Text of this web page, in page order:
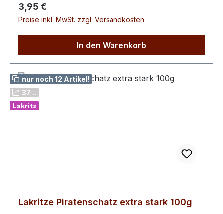
73,5 g davon Zucker 59,2 g Eiweiß 2,7 g Salz
0,05 g
Regulärer Preis:
3,95 €
Preise inkl. MwSt. zzgl. Versandkosten
In den Warenkorb
nur noch 12 Artikel!
37 ..
Lakritz
Lakritze Piratenschatz extra stark 100g